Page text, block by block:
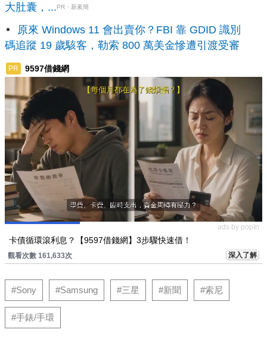
大肚囊，...PR・新素簡
原來 Windows 11 會出賣你？FBI 靠 GDID 識別
碼追蹤 19 歲駭客，勒索 800 萬美金慘遭引渡受審
PR 9597借錢網
ads by popIn
卡債循環滾利息？【9597借錢網】3步驟快速借！
觀看次數 161,633次 深入了解
#Sony #Samsung #三星 #新聞 #索尼
#手錶/手環